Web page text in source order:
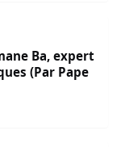
Ba, expert
(Par Pape